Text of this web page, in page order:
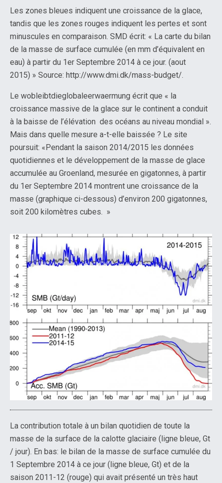
Les zones bleues indiquent une croissance de la glace,
tandis que les zones rouges indiquent les pertes et sont
minuscules en comparaison. SMD écrit: « La carte du bilan
de la masse de surface cumulée (en mm d’équivalent en
eau) à partir du 1er Septembre 2014 à ce jour. (aout
2015) » Source: http://www.dmi.dk/mass-budget/.
Le wobleibtdieglobaleerwaermung écrit que « la
croissance massive de la glace sur le continent a conduit
à la baisse de l’élévation des océans au niveau mondial ».
Mais dans quelle mesure a-t-elle baissée ? Le site
poursuit: «Pendant la saison 2014/2015 les données
quotidiennes et le développement de la masse de glace
accumulée au Groenland, mesurée en gigatonnes, à partir
du 1er Septembre 2014 montrent une croissance de la
masse (graphique ci-dessous) d’environ 200 gigatonnes,
soit 200 kilomètres cubes. »
La contribution totale à un bilan quotidien de toute la
masse de la surface de la calotte glaciaire (ligne bleue, Gt
/ jour). En bas: le bilan de la masse de surface cumulée du
1 Septembre 2014 à ce jour (ligne bleue, Gt) et de la
saison 2011-12 (rouge) qui avait présenté un très haut